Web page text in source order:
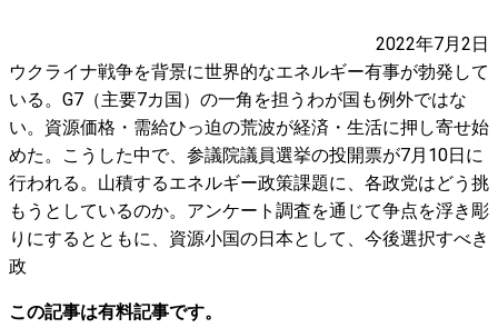
2022年7月2日
ウクライナ戦争を背景に世界的なエネルギー有事が勃発して
いる。G7（主要7カ国）の一角を担うわが国も例外ではな
い。資源価格・需給ひっ迫の荒波が経済・生活に押し寄せ始
めた。こうした中で、参議院議員選挙の投開票が7月10日に
行われる。山積するエネルギー政策課題に、各政党はどう挑
もうとしているのか。アンケート調査を通じて争点を浮き彫
りにするとともに、資源小国の日本として、今後選択すべき
政
この記事は有料記事です。